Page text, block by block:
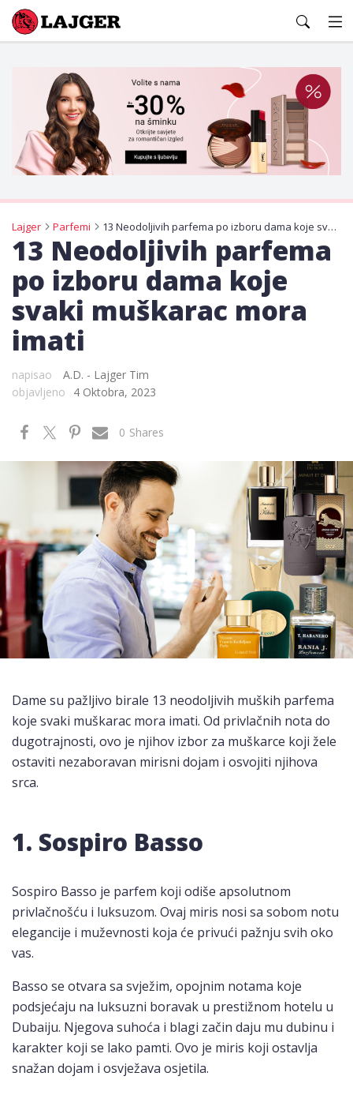
Lajger
Lajger Parfemi 13 Neodoljivih parfema po izboru dama koje svaki muškarac mora imati
13 Neodoljivih parfema
po izboru dama koje
svaki muškarac mora
imati
napisao
A.D. - Lajger Tim
objavljeno
4 Oktobra, 2023
Shares
0
Dame su pažljivo birale 13 neodoljivih muških parfema
koje svaki muškarac mora imati. Od privlačnih nota do
dugotrajnosti, ovo je njihov izbor za muškarce koji žele
ostaviti nezaboravan mirisni dojam i osvojiti njihova
srca.
1. Sospiro Basso
Sospiro Basso je parfem koji odiše apsolutnom
privlačnošću i luksuzom. Ovaj miris nosi sa sobom notu
elegancije i muževnosti koja će privući pažnju svih oko
vas.
Basso se otvara sa svježim, opojnim notama koje
podsjećaju na luksuzni boravak u prestižnom hotelu u
Dubaiju. Njegova suhoća i blagi začin daju mu dubinu i
karakter koji se lako pamti. Ovo je miris koji ostavlja
snažan dojam i osvježava osjetila.